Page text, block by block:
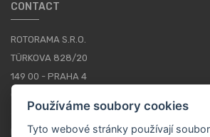
CONTACT
ROTORAMA S.R.O.
TÜRKOVA 828/20
149 00 - PRAHA 4
+420 252 252 098
PROVOZNÍ DOBA: PONDĚLÍ - PÁTEK, 10-16
Používáme soubory cookies
Tyto webové stránky používají